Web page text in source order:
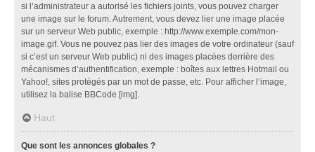
si l’administrateur a autorisé les fichiers joints, vous pouvez charger
une image sur le forum. Autrement, vous devez lier une image placée
sur un serveur Web public, exemple : http://www.exemple.com/mon-
image.gif. Vous ne pouvez pas lier des images de votre ordinateur (sauf
si c’est un serveur Web public) ni des images placées derrière des
mécanismes d’authentification, exemple : boîtes aux lettres Hotmail ou
Yahoo!, sites protégés par un mot de passe, etc. Pour afficher l’image,
utilisez la balise BBCode [img].
Haut
Que sont les annonces globales ?